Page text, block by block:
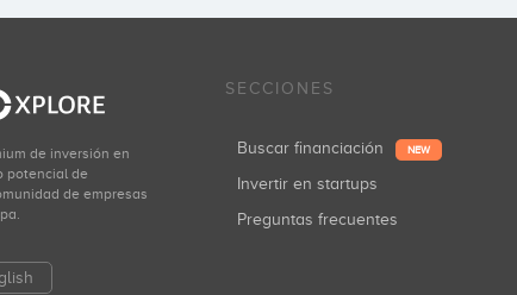
de inversión en
potencial de
de empresas
SECCIONES
Buscar financiación NEW
Invertir en startups
Preguntas frecuentes